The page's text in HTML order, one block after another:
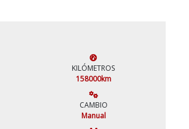
KILÓMETROS
158000km
CAMBIO
Manual